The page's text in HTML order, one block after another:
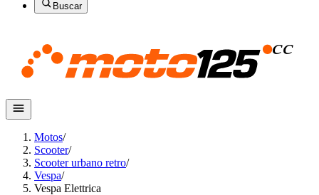
Buscar
Motos/
Scooter/
Scooter urbano retro/
Vespa/
Vespa Elettrica